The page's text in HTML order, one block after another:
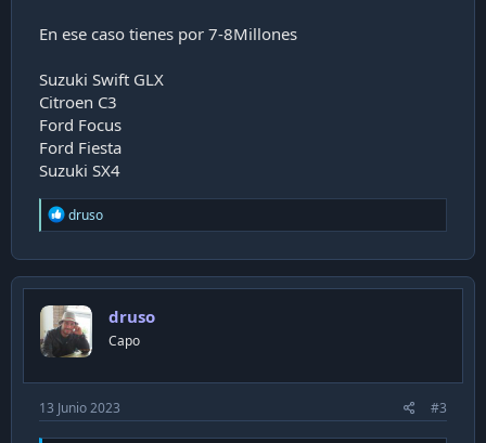
En ese caso tienes por 7-8Millones
Suzuki Swift GLX
Citroen C3
Ford Focus
Ford Fiesta
Suzuki SX4
R
e
c
t
o
n
s
druso
druso
Capo
13 Junio 2023 #3